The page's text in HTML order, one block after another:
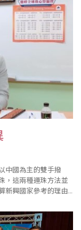
中國為主的雙手撥
，這兩種運珠方法並
新興國家參考的理由
、三十年前隨著移民
藝課程，當時是以日